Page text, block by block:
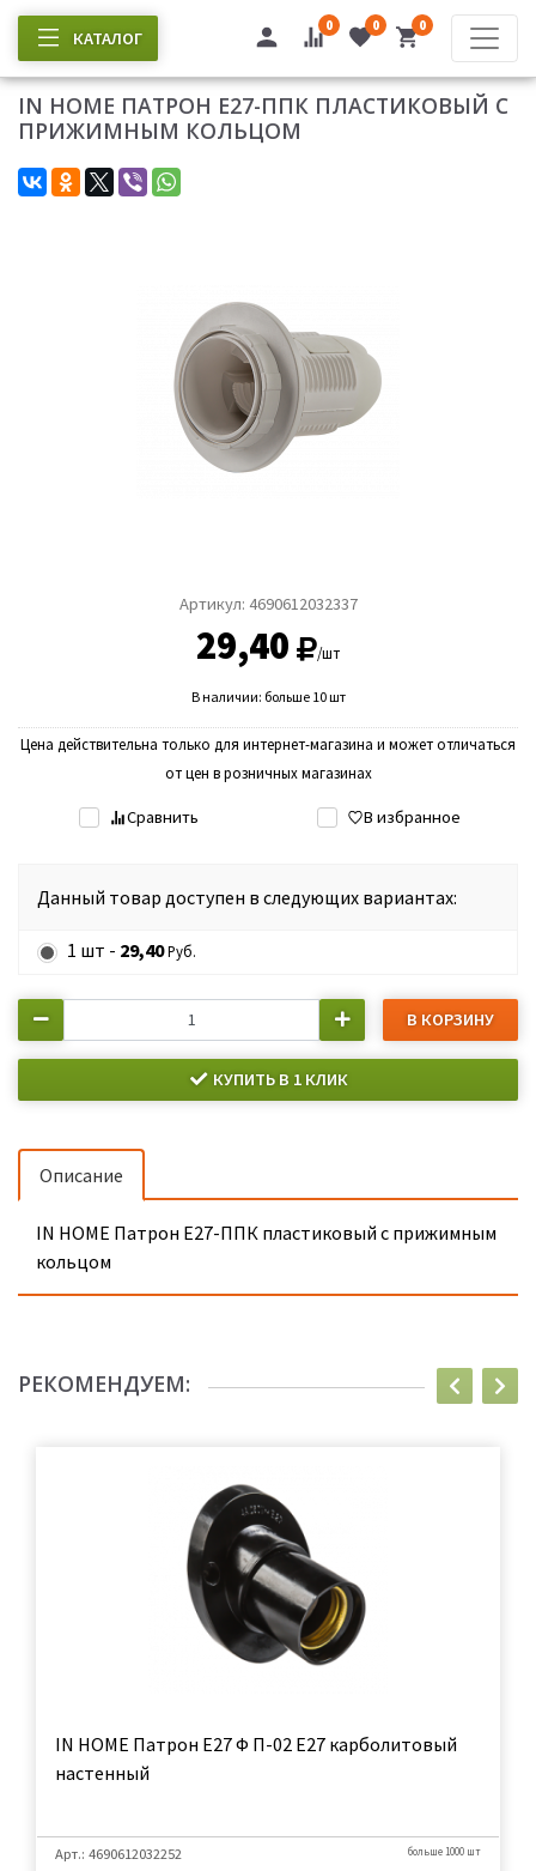
КАТАЛОГ
0 0 0
IN HOME ПАТРОН Е27-ППК ПЛАСТИКОВЫЙ С
ПРИЖИМНЫМ КОЛЬЦОМ
Артикул: 4690612032337
29,40 /шт
В наличии: больше 10 шт
Цена действительна только для интернет-магазина и может отличаться
от цен в розничных магазинах
Сравнить В избранное
Данный товар доступен в следующих вариантах:
1 шт - 29,40Руб.
В КОРЗИНУ
КУПИТЬ В 1 КЛИК
Описание
IN HOME Патрон Е27-ППК пластиковый с прижимным
кольцом
РЕКОМЕНДУЕМ:
IN HOME Патрон Е27 Ф П-02 Е27 карболитовый
настенный
Арт.: 4690612032252 больше 1000 шт